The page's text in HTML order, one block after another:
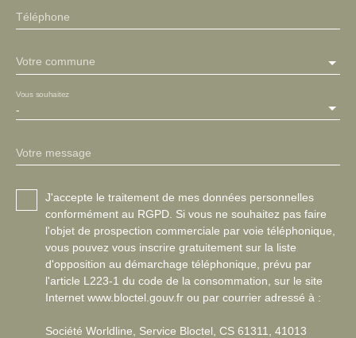
Téléphone
Votre commune
-
Vous souhaitez
Votre message
J'accepte le traitement de mes données personnelles
conformément au RGPD. Si vous ne souhaitez pas faire
l'objet de prospection commerciale par voie téléphonique,
vous pouvez vous inscrire gratuitement sur la liste
d'opposition au démarchage téléphonique, prévu par
l'article L223-1 du code de la consommation, sur le site
Internet www.bloctel.gouv.fr ou par courrier adressé à :
Société Worldline, Service Bloctel, CS 61311, 41013